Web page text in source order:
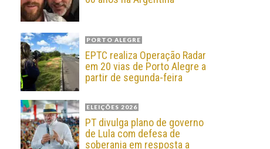
PORTO ALEGRE
EPTC realiza Operação Radar
em 20 vias de Porto Alegre a
partir de segunda-feira
ELEIÇÕES 2026
PT divulga plano de governo
de Lula com defesa de
soberania em resposta a